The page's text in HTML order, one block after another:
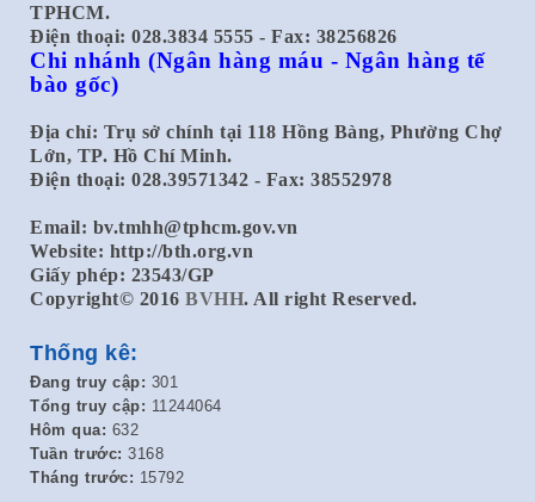
TPHCM.
Điện thoại: 028.3834 5555 - Fax: 38256826
Chi nhánh (Ngân hàng máu - Ngân hàng tế
bào gốc)
Địa chỉ: Trụ sở chính tại 118 Hồng Bàng, Phường Chợ
Lớn, TP. Hồ Chí Minh.
Điện thoại: 028.39571342 - Fax: 38552978
Email: bv.tmhh@tphcm.gov.vn
Website: http://bth.org.vn
Giấy phép: 23543/GP
Copyright© 2016 BVHH. All right Reserved.
Thống kê:
Đang truy cập: 301
Tổng truy cập: 11244064
Hôm qua: 632
Tuần trước: 3168
Tháng trước: 15792